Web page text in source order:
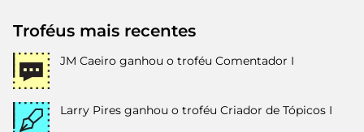
Troféus mais recentes
JM Caeiro ganhou o troféu Comentador I
Larry Pires ganhou o troféu Criador de Tópicos I